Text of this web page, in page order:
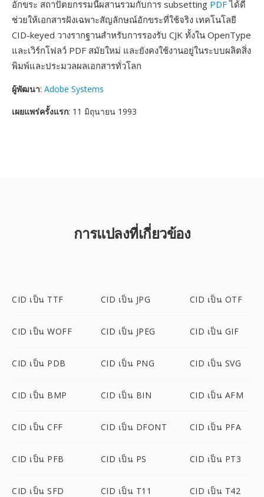
อักขระ สถาปัตยกรรมนี้ผสานรวมกับการ subsetting PDFได้ดี
ช่วยให้เอกสารฝังเฉพาะสัญลักษณ์อักขระที่ใช้จริง เทคโนโลยี
CID-keyed วางรากฐานสำหรับการรองรับ CJK ทั้งใน OpenType
และเวิร์กโฟลว์ PDF สมัยใหม่ และยังคงใช้งานอยู่ในระบบผลิตสิ่ง
พิมพ์และประมวลผลเอกสารทั่วโลก
ผู้พัฒนา: Adobe Systems
เผยแพร่ครั้งแรก: 11 มิถุนายน 1993
การแปลงที่เกี่ยวข้อง
CID เป็น TTF CID เป็น JPG CID เป็น OTF
CID เป็น WOFF CID เป็น JPEG CID เป็น GIF
CID เป็น PDB CID เป็น PNG CID เป็น SVG
CID เป็น BMP CID เป็น BIN CID เป็น AFM
CID เป็น CFF CID เป็น DFONT CID เป็น PFA
CID เป็น PFB CID เป็น PS CID เป็น PT3
CID เป็น SFD CID เป็น T11 CID เป็น T42